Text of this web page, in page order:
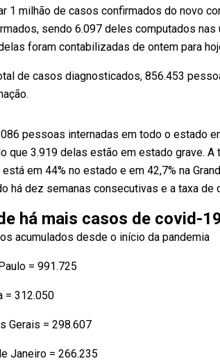
1 milhão de casos confirmados do novo
sendo 6.097 deles computados
foram contabilizadas de ontem para
de casos diagnosticados, 856.453
pessoas internadas em todo o estado
que 3.919 delas estão em estado grave.
está em 44% no estado e em 42,7% na
há dez semanas consecutivas e a taxa de
há mais casos de covid-
acumulados desde o início da pandemia
= 991.725
= 312.050
Gerais = 298.607
Janeiro = 266.235